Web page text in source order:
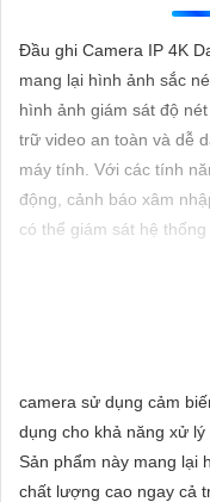
VẤN
ĐẶT
PHỤ
KIỆN
VẤN
DỊCH
VỤ
Đầu ghi Camera IP 4K
mang lại hình ảnh sắc
hình ảnh giám sát độ
trữ video an toàn và dễ
máy tính. Với các tính
động, cảnh báo xâm
có thể giám sát hệ
camera sử dụng cảm
dụng cho khả năng xử lý
Sản phẩm này mang lại
chất lượng cao ngay cả